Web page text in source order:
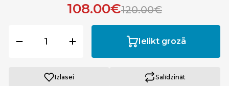
108.00€120.00€
Ielikt grozā
Izlasei Salīdzināt